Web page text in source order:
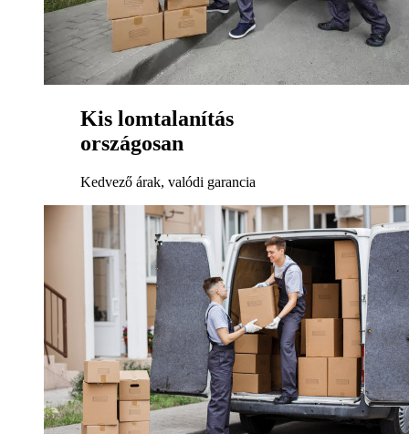
Kis lomtalanítás
országosan
Kedvező árak, valódi garancia